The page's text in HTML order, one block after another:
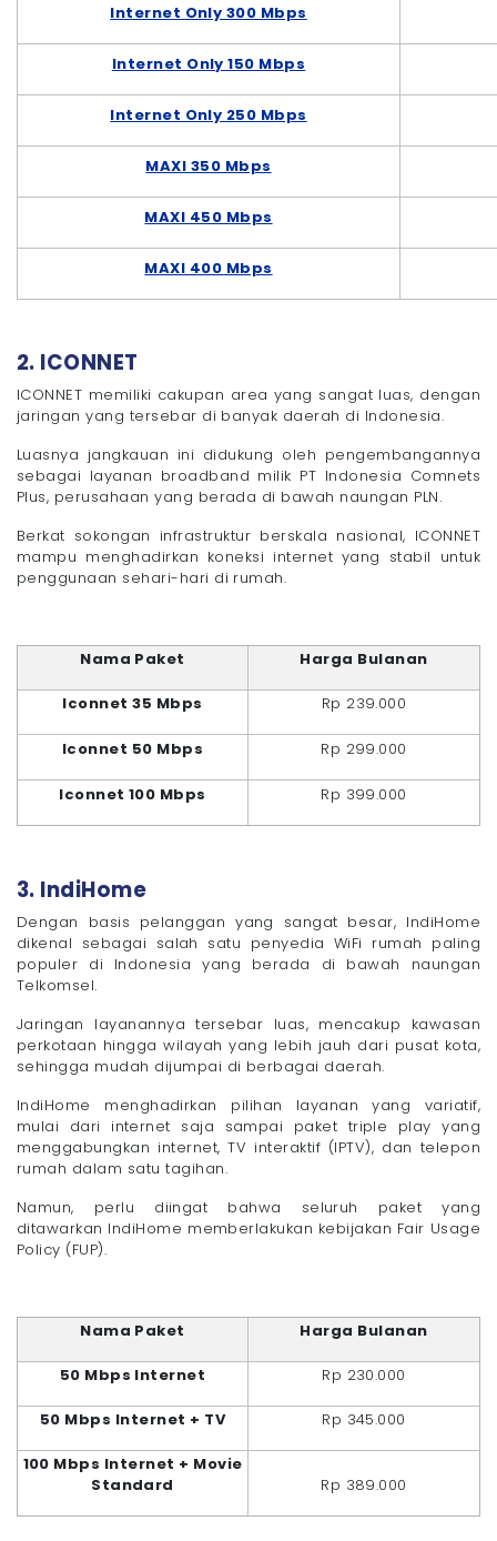
Internet Only 300 Mbps
Internet Only 150 Mbps
Internet Only 250 Mbps
MAXI 350 Mbps
MAXI 450 Mbps
MAXI 400 Mbps
2. ICONNET
ICONNET memiliki cakupan area yang sangat luas, dengan
jaringan yang tersebar di banyak daerah di Indonesia.
Luasnya jangkauan ini didukung oleh pengembangannya
sebagai layanan broadband milik PT Indonesia Comnets
Plus, perusahaan yang berada di bawah naungan PLN.
Berkat sokongan infrastruktur berskala nasional, ICONNET
mampu menghadirkan koneksi internet yang stabil untuk
penggunaan sehari-hari di rumah.
Nama Paket Harga Bulanan
Iconnet 35 Mbps Rp 239.000
Iconnet 50 Mbps Rp 299.000
Iconnet 100 Mbps Rp 399.000
3. IndiHome
Dengan basis pelanggan yang sangat besar, IndiHome
dikenal sebagai salah satu penyedia WiFi rumah paling
populer di Indonesia yang berada di bawah naungan
Telkomsel.
Jaringan layanannya tersebar luas, mencakup kawasan
perkotaan hingga wilayah yang lebih jauh dari pusat kota,
sehingga mudah dijumpai di berbagai daerah.
IndiHome menghadirkan pilihan layanan yang variatif,
mulai dari internet saja sampai paket triple play yang
menggabungkan internet, TV interaktif (IPTV), dan telepon
rumah dalam satu tagihan.
Namun, perlu diingat bahwa seluruh paket yang
ditawarkan IndiHome memberlakukan kebijakan Fair Usage
Policy (FUP).
Nama Paket Harga Bulanan
50 Mbps Internet Rp 230.000
50 Mbps Internet + TV Rp 345.000
100 Mbps Internet + Movie
Standard
Rp 389.000